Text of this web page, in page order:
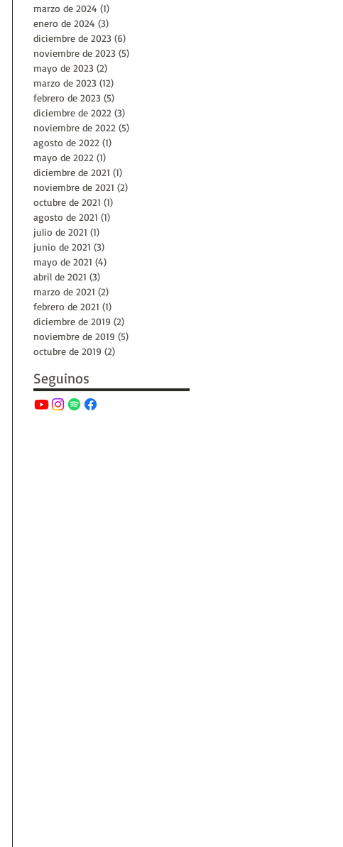
marzo de 2024 (1)
enero de 2024 (3)
diciembre de 2023 (6)
noviembre de 2023 (5)
mayo de 2023 (2)
marzo de 2023 (12)
febrero de 2023 (5)
diciembre de 2022 (3)
noviembre de 2022 (5)
agosto de 2022 (1)
mayo de 2022 (1)
diciembre de 2021 (1)
noviembre de 2021 (2)
octubre de 2021 (1)
agosto de 2021 (1)
julio de 2021 (1)
junio de 2021 (3)
mayo de 2021 (4)
abril de 2021 (3)
marzo de 2021 (2)
febrero de 2021 (1)
diciembre de 2019 (2)
noviembre de 2019 (5)
octubre de 2019 (2)
Seguinos